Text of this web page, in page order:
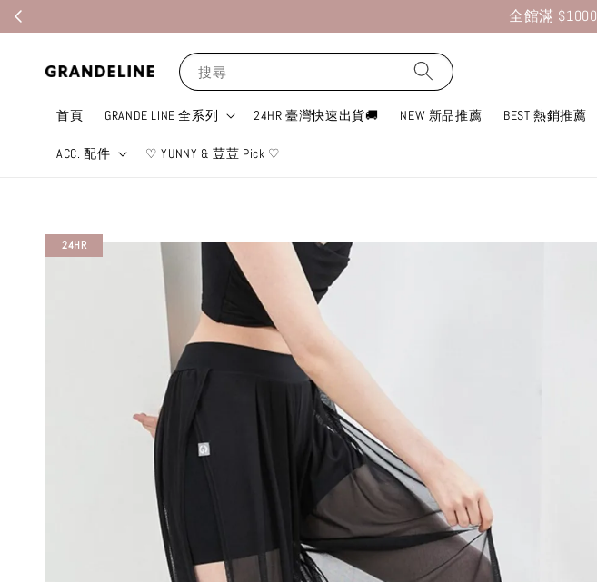
全館滿 $1000
搜尋
首頁 GRANDE LINE 全系列 24HR 臺灣快速出貨🚚 NEW 新品推薦 BEST 熱銷推薦
ACC. 配件 ♡ YUNNY & 荳荳 Pick ♡
24HR